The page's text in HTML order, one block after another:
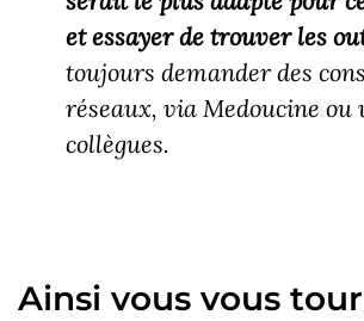
et essayer de trouver les
toujours demander des
réseaux, via Medoucine ou
collègues.
Ainsi vous vous